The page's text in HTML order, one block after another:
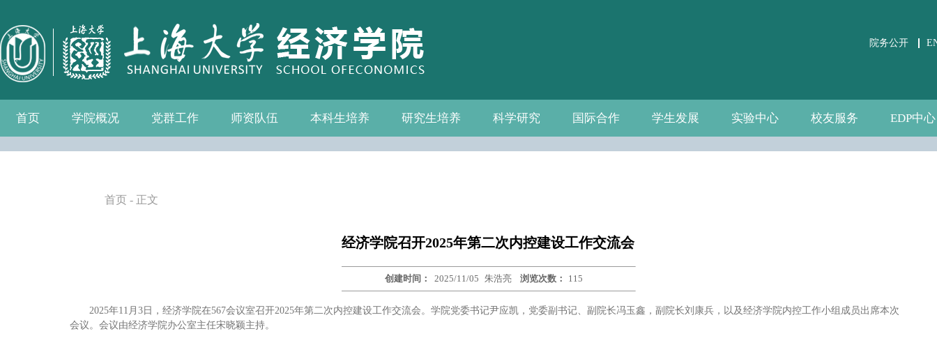
院务公开
首页 学院概况
学院介绍 学院简介
发展历程
历任院长
现任领导
组织机构
学院愿景
党群工作
党务公开
党的建设
群众团体 工会
青联会
妇委会
退管会
学院制度
师资队伍
教师名录 系—中心名录
教授
人事专栏
招聘信息
博士后流动站
本科生培养
教务通知
教学管理
相关下载
教学成果
研究生培养
教务通知
培养方案
相关下载
科学研究
科研通知
科研新闻
学术活动
国际合作
国际交流
合作机构
联系我们
学生发展
学生事务
党团建设
课外培养
职业发展
实验中心
关于实验中心
通知公告
规章制度
数据资源
虚仿实验平台
自建资源
公共微观数据
相关文件下载
校友服务
分会介绍
校友活动
校友风采
EDP中心
中心介绍
新闻通告
师资团队
联系我们
首页 - 正文
经济学院召开2025年第二次内控建设工作交流会
创建时间： 2025/11/05 朱浩亮 浏览次数： 115
2025年11月3日，经济学院在567会议室召开2025年第二次内控建设工作交流会。学院党委书记尹应凯，党委副书记、副院长冯玉鑫，副院长刘康兵，以及经济学院内控工作小组成员出席本次
会议。会议由经济学院办公室主任宋晓颖主持。